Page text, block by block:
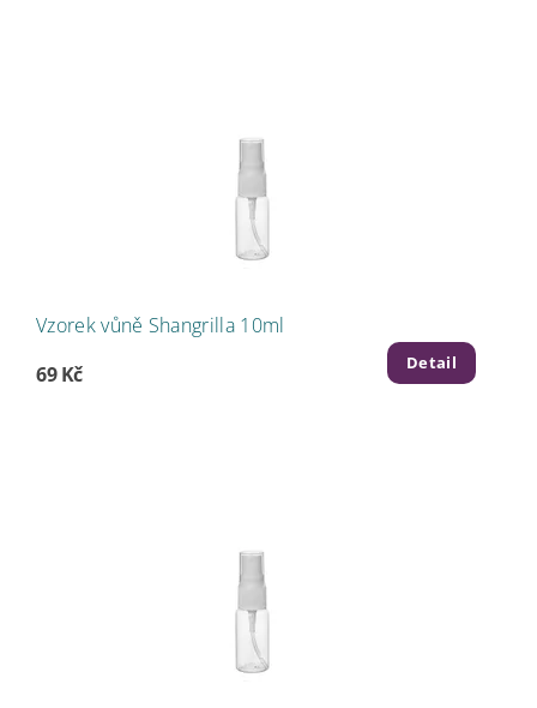
Vzorek vůně Shangrilla 10ml
69 Kč
Detail